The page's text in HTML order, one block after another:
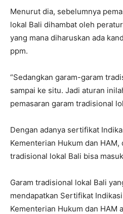
Menurut dia, sebelumnya
lokal Bali dihambat oleh
yang mana diharuskan ada
ppm.
“Sedangkan garam-garam
sampai ke situ. Jadi aturan
pemasaran garam tradisional
Dengan adanya sertifikat
Kementerian Hukum dan
tradisional lokal Bali bisa
Garam tradisional lokal Bali
mendapatkan Sertifikat
Kementerian Hukum dan HAM